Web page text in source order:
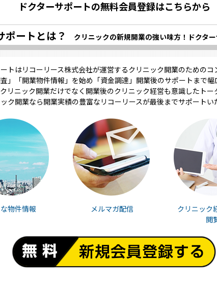
ドクターサポートの無料会員登録はこちらから
ポートとは？ クリニックの新規開業の強い味方！ドクタ
トはリコーリース株式会社が運営するクリニック開業のためのコ
」「開業物件情報」を始め「資金調達」開業後のサポートまで幅
リニック開業だけでなく開業後のクリニック経営も意識したトー
ク開業なら開業実績の豊富なリコーリースが最後までサポートい
物件情報 メルマガ配信
クリニック
閲